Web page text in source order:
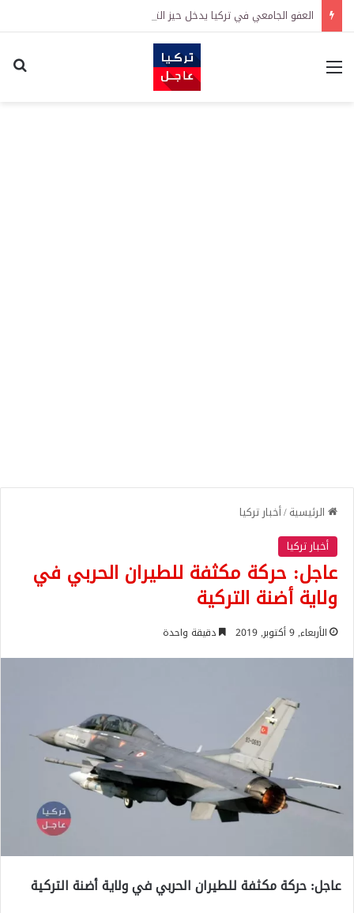
العفو الجامعي في تركيا يدخل حيز التنفيذ رسمياً
القائمة
الرئيسية/أخبار تركيا
أخبار تركيا
عاجل: حركة مكثفة للطيران الحربي في
ولاية أضنة التركية
الأربعاء, 9 أكتوبر, 2019 دقيقة واحدة
عاجل: حركة مكثفة للطيران الحربي في ولاية أضنة التركية